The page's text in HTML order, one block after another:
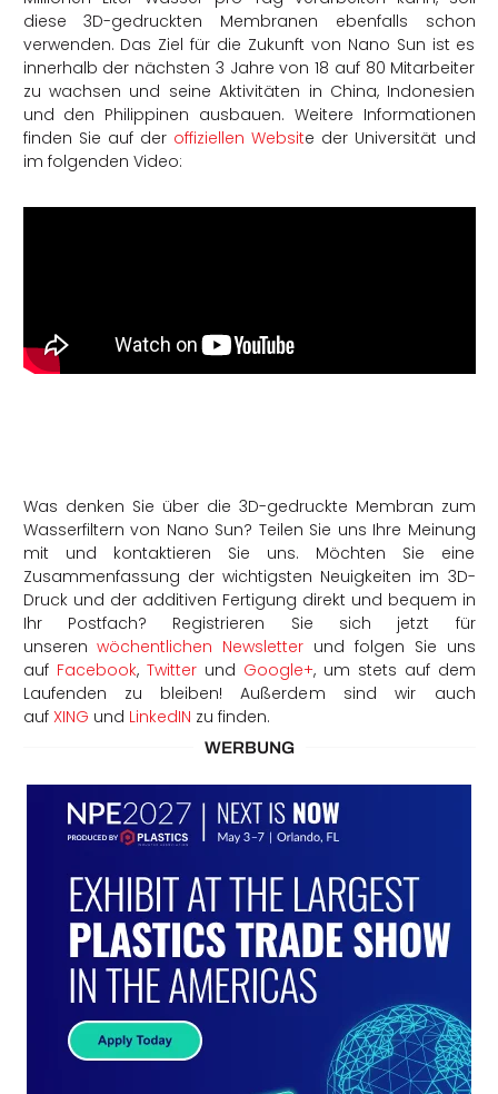
diese 3D-gedruckten Membranen ebenfalls schon
verwenden. Das Ziel für die Zukunft von Nano Sun ist es
innerhalb der nächsten 3 Jahre von 18 auf 80 Mitarbeiter
zu wachsen und seine Aktivitäten in China, Indonesien
und den Philippinen ausbauen. Weitere Informationen
finden Sie auf der offiziellen Website der Universität und
im folgenden Video:
Was denken Sie über die 3D-gedruckte Membran zum
Wasserfiltern von Nano Sun? Teilen Sie uns Ihre Meinung
mit und kontaktieren Sie uns. Möchten Sie eine
Zusammenfassung der wichtigsten Neuigkeiten im 3D-
Druck und der additiven Fertigung direkt und bequem in
Ihr Postfach? Registrieren Sie sich jetzt für
unserenwöchentlichen Newsletter und folgen Sie uns
auf Facebook, Twitter und Google+, um stets auf dem
Laufenden zu bleiben! Außerdem sind wir auch
auf XING und LinkedIN zu finden.
WERBUNG